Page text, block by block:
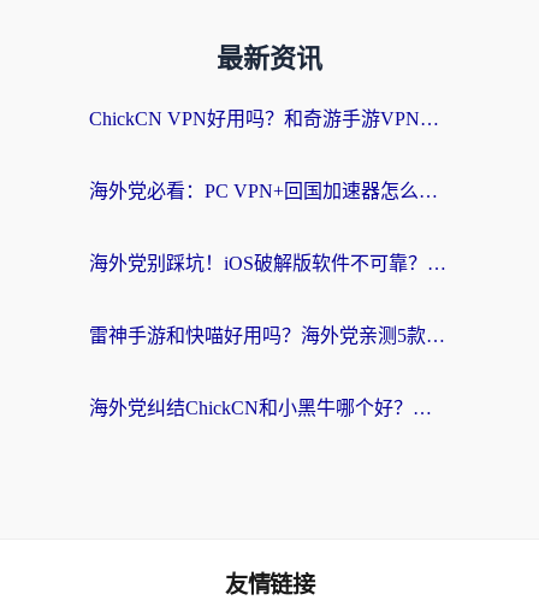
最新资讯
ChickCN VPN好用吗？和奇游手游VPN对比哪个回国效果更好？海外党亲测实用指南
海外党必看：PC VPN+回国加速器怎么选？无缝访问国内资源全攻略
海外党别踩坑！iOS破解版软件不可靠？教你选对回国加速器无缝看国内资源
雷神手游和快喵好用吗？海外党亲测5款回国加速器，附斧牛Bling对比+微信视频号解决办法
海外党纠结ChickCN和小黑牛哪个好？一篇帮你选对回国加速器的实用指南
友情链接